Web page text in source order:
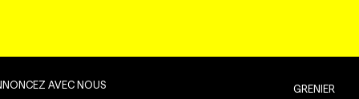
AVEC NOUS GRENIER